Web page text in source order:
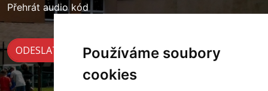
Používáme soubory
cookies
Přehrát audio kód